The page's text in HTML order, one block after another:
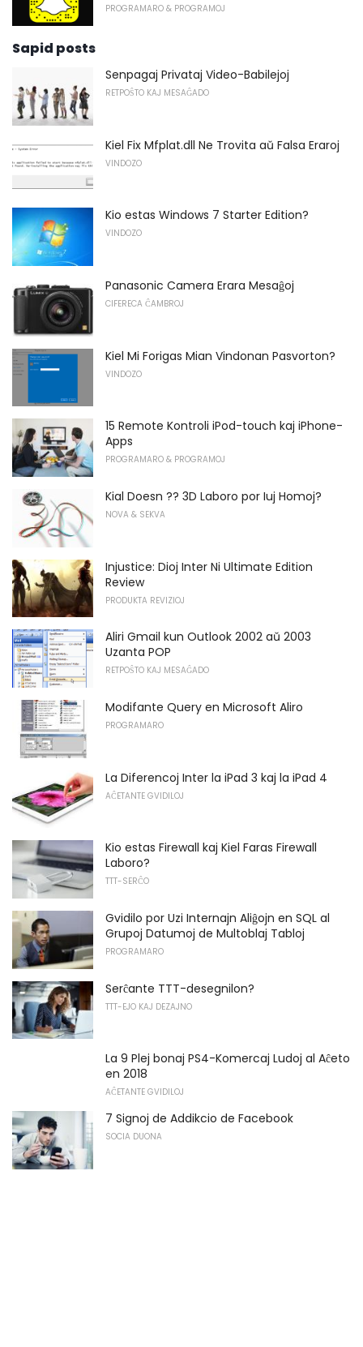
PROGRAMARO & PROGRAMOJ
Sapid posts
Senpagaj Privataj Video-Babilejoj
RETPOŜTO KAJ MESAĜADO
Kiel Fix Mfplat.dll Ne Trovita aŭ Falsa Eraroj
VINDOZO
Kio estas Windows 7 Starter Edition?
VINDOZO
Panasonic Camera Erara Mesaĝoj
CIFERECA ĈAMBROJ
Kiel Mi Forigas Mian Vindonan Pasvorton?
VINDOZO
15 Remote Kontroli iPod-touch kaj iPhone-
Apps
PROGRAMARO & PROGRAMOJ
Kial Doesn ?? 3D Laboro por Iuj Homoj?
NOVA & SEKVA
Injustice: Dioj Inter Ni Ultimate Edition
Review
PRODUKTA REVIZIOJ
Aliri Gmail kun Outlook 2002 aŭ 2003
Uzanta POP
RETPOŜTO KAJ MESAĜADO
Modifante Query en Microsoft Aliro
PROGRAMARO
La Diferencoj Inter la iPad 3 kaj la iPad 4
AĈETANTE GVIDILOJ
Kio estas Firewall kaj Kiel Faras Firewall
Laboro?
TTT-SERĈO
Gvidilo por Uzi Internajn Aliĝojn en SQL al
Grupoj Datumoj de Multoblaj Tabloj
PROGRAMARO
Serĉante TTT-desegnilon?
TTT-EJO KAJ DEZAJNO
La 9 Plej bonaj PS4-Komercaj Ludoj al Aĉeto
en 2018
AĈETANTE GVIDILOJ
7 Signoj de Addikcio de Facebook
SOCIA DUONA